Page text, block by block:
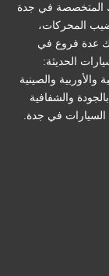
المتخصصة في جدة
المحركات،
عدة فروع في
الحديثة:
والأوربية والصينية
والشفافية
السيارات في جدة.